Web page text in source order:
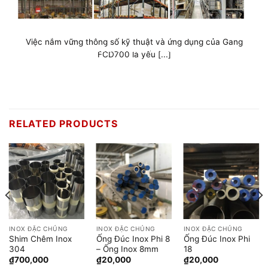
Gang FCD600
Hiểu rõ tầm quan trọng của việc lựa chọn vật liệu phù hợp
cho công [...]
RELATED PRODUCTS
INOX ĐẶC CHỦNG
Shim Chêm Inox
304
₫700,000
INOX ĐẶC CHỦNG
Ống Đúc Inox Phi 8
– Ống Inox 8mm
₫20,000
INOX ĐẶC CHỦNG
Ống Đúc Inox Phi
18
₫20,000
No thanks, I’m not interested!